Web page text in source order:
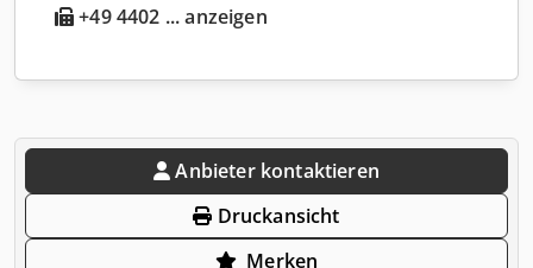
+49 4402 ... anzeigen
Anbieter kontaktieren
Druckansicht
Merken